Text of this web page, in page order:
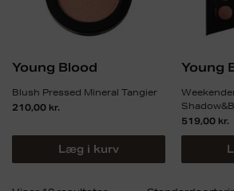
Young Blood
Blush Pressed Mineral Tangier
210,00 kr.
Læg i kurv
Young
519,00 kr.